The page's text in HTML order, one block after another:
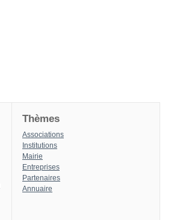
Thèmes
Associations
Institutions
Mairie
Entreprises
Partenaires
Annuaire